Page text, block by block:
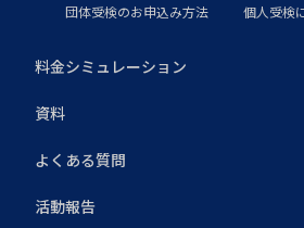
団体受検のお申込み方法 個人受検
料金シミュレーション
資料
よくある質問
活動報告